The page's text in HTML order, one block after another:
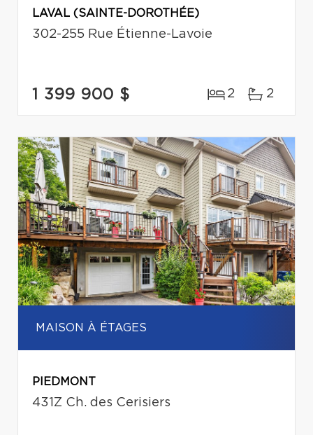
LAVAL (SAINTE-DOROTHÉE)
302-255 Rue Étienne-Lavoie
1 399 900 $ 2 2
MAISON À ÉTAGES
PIEDMONT
431Z Ch. des Cerisiers